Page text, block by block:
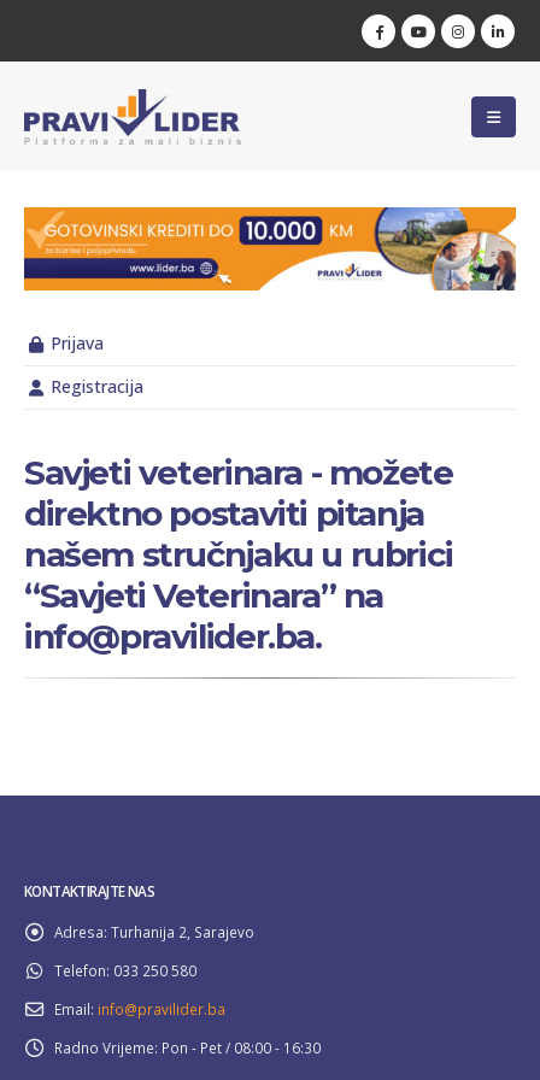
Prijava
Registracija
Savjeti veterinara - možete
direktno postaviti pitanja
našem stručnjaku u rubrici
“Savjeti Veterinara” na
info@pravilider.ba.
KONTAKTIRAJTE NAS
Adresa: Turhanija 2, Sarajevo
Telefon: 033 250 580
Email: info@pravilider.ba
Radno Vrijeme: Pon - Pet / 08:00 - 16:30